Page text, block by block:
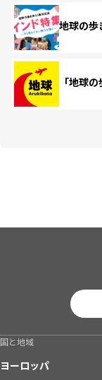
地球の歩
「地球
国と地域
ヨーロッパ